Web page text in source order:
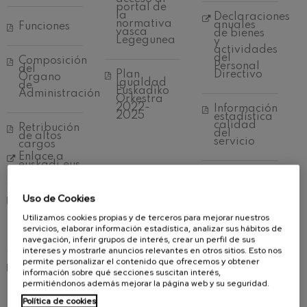
Funciones
Composición
del
Órgano
de
Administración
Retribución
de altos
cargos
Enlace a
euskadi.eus
Resoluciones
compatibilidad
de
empleados
Planes y
Programas
plurianuales
2023-
2026
portal de
la
normativa
vasca
Legegunea
Plan
Igualdad
Euskadiko
Orkestra
2022-
2025
Declaraciones
anuales
de bienes
y
actividades
del
Personal
Directivo
Información
estadística
calidad
del
servicio
Presupuestos
Informe
presupuestario
2024
J. C. Arriaga: Los esclavos
felices. Obertura
J. C. Arriaga
Joseph Haydn: Sinfonía nº83
Joseph Haydn
El cant dels ocells
Popular / Pau Casals
Franz Schmidt: Sinfonía nº4
Franz Schmidt
Franz Schubert: Canción
nocturna en el bosque
Franz Schubert
Johannes Brahms: Sinfonía
Johannes Brahms: Concierto
para piano nº1
Johannes Brahms
Ludwig van Beethoven:
Sinfonía nº2
Ludwig van Beethoven
Uso de Cookies
Utilizamos cookies propias y de terceros para mejorar nuestros
servicios, elaborar información estadística, analizar sus hábitos de
navegación, inferir grupos de interés, crear un perfil de sus
intereses y mostrarle anuncios relevantes en otros sitios. Esto nos
permite personalizar el contenido que ofrecemos y obtener
información sobre qué secciones suscitan interés,
permitiéndonos además mejorar la página web y su seguridad.
Política de cookies